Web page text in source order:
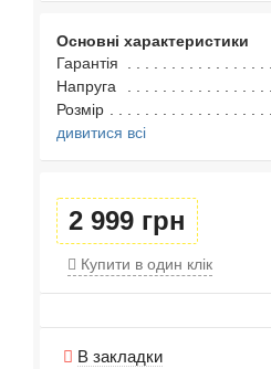
Основні характеристики
Гарантія
Напруга
Розмір
дивитися всі
2 999 грн
Купити в один клік
В закладки